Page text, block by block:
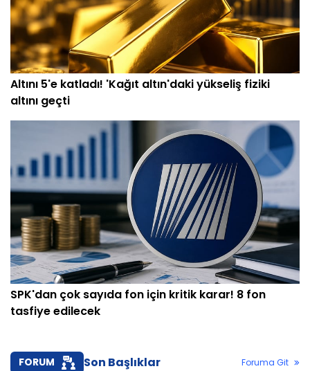
Altını 5'e katladı! 'Kağıt altın'daki yükseliş fiziki
altını geçti
SPK'dan çok sayıda fon için kritik karar! 8 fon
tasfiye edilecek
FORUM Son Başlıklar Foruma Git